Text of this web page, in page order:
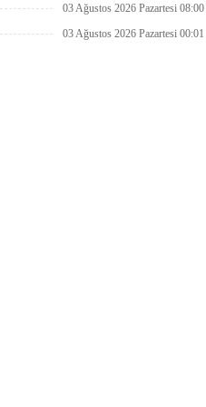
03 Ağustos 2026 Pazartesi 08:00
03 Ağustos 2026 Pazartesi 00:01